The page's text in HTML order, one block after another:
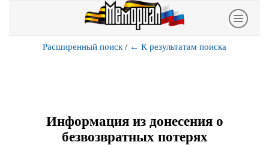
Расширенный поиск / ← К результатам поиска
Информация из донесения о
безвозвратных потерях